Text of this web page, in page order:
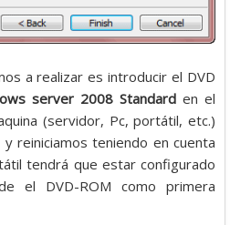
a realizar es introducir el DVD
server 2008 Standard en el
(servidor, Pc, portátil, etc.)
reiniciamos teniendo en cuenta
tendrá que estar configurado
el DVD-ROM como primera